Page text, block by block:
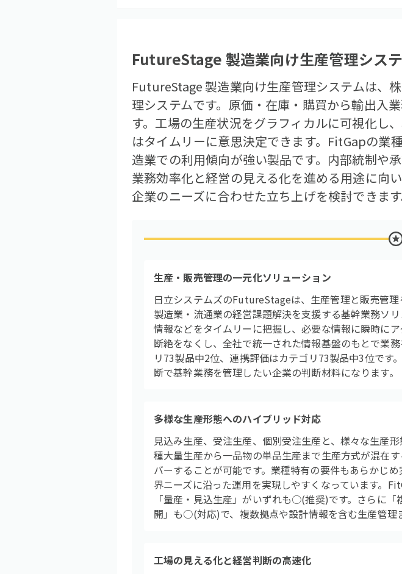
FutureStage 製造業向け生産管理シス
FutureStage 製造業向け生産管理システムは、
理システムです。原価・在庫・購買から輸出入
す。工場の生産状況をグラフィカルに可視化し
はタイムリーに意思決定できます。FitGapの業
造業での利用傾向が強い製品です。内部統制や
業務効率化と経営の見える化を進める用途に向
企業のニーズに合わせた立ち上げを検討できます
生産・販売管理の一元化ソリューション
日立システムズのFutureStageは、生産管理と販売管
製造業・流通業の経営課題解決を支援する基幹業務ソ
情報などをタイムリーに把握し、必要な情報に瞬時に
断絶をなくし、全社で統一された情報基盤のもとで業
リ73製品中2位、連携評価はカテゴリ73製品中3位で
断で基幹業務を管理したい企業の判断材料になります。
多様な生産形態へのハイブリッド対応
見込み生産、受注生産、個別受注生産と、様々な生産
種大量生産から一品物の単品生産まで生産方式が混在
バーすることが可能です。業種特有の要件もあらかじ
界ニーズに沿った運用を実現しやすくなっています。
「量産・見込生産」がいずれも○(推奨)です。さらに
開」も○(対応)で、複数拠点や設計情報を含む生産管理
工場の見える化と経営判断の高速化